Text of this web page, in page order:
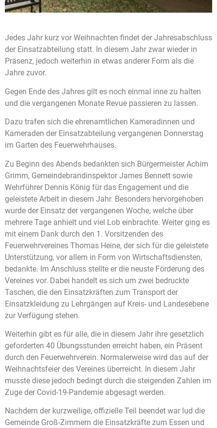
Jedes Jahr kurz vor Weihnachten findet der Jahresabschluss
der Einsatzabteilung statt. In diesem Jahr zwar wieder in
Präsenz, jedoch weiterhin in etwas anderer Form als die
Jahre zuvor.
Gegen Ende des Jahres gilt es noch einmal inne zu halten
und die vergangenen Monate Revue passieren zu lassen.
Dazu trafen sich die ehrenamtlichen Kameradinnen und
Kameraden der Einsatzabteilung vergangenen Donnerstag
im Garten des Feuerwehrhauses.
Zu Beginn des Abends bedankten sich Bürgermeister Achim
Grimm, Gemeindebrandinspektor James Bennett sowie
Wehrführer Dennis König für das Engagement und die
geleistete Arbeit in diesem Jahr. Besonders hervorgehoben
wurde der Einsatz der vergangenen Woche, welche über
mehrere Tage anhielt und viel Lob einbrachte. Weiter ging es
mit einem Dank durch den 1. Vorsitzenden des
Feuerwehrvereines Thomas Heine, der sich für die geleistete
Unterstützung, vor allem in Form von Wirtschaftsdiensten,
bedankte. Im Anschluss stellte er die neuste Förderung des
Vereines vor. Dabei handelt es sich um zwei bedruckte
Taschen, die den Einsatzkräften zum Transport der
Einsatzkleidung zu Lehrgängen auf Kreis- und Landesebene
zur Verfügung stehen.
Weiterhin gibt es für alle, die in diesem Jahr ihre gesetzlich
geforderten 40 Übungsstunden erreicht haben, ein Präsent
durch den Feuerwehrverein. Normalerweise wird das auf der
Weihnachtsfeier des Vereines überreicht. In diesem Jahr
musste diese jedoch bedingt durch die steigenden Zahlen im
Zuge der Covid-19-Pandemie abgesagt werden.
Nachdem der kurzweilige, offizielle Teil beendet war lud die
Gemeinde Groß-Zimmern die Einsatzkräfte zum Essen und